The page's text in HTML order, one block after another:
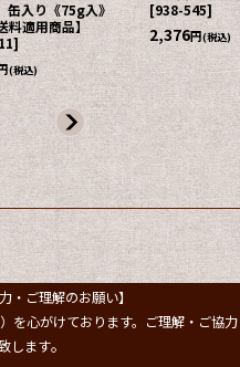
入り《75g入》
料適用商品】
]
(税込)
[938-545]
2,376円(税込)
・ご理解のお願い】
を心がけております。ご理解・ご協力
します。